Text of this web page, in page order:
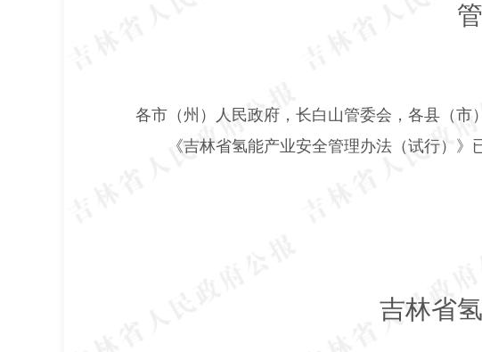
各市（州）人民政府，长白山管委会，各县（市
《吉林省氢能产业安全管理办法（试行）
吉林省